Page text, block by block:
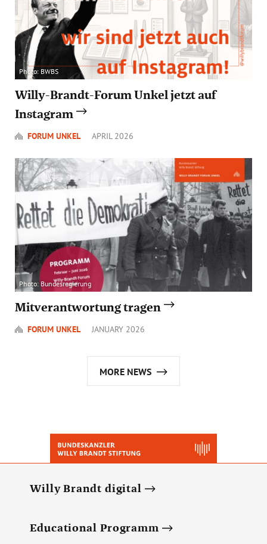
Photo: BWBS
Willy-Brandt-Forum Unkel jetzt auf
Instagram
FORUM UNKEL APRIL 2026
Photo: Bundesregierung
Mitverantwortung tragen
FORUM UNKEL JANUARY 2026
MORE NEWS
Willy Brandt digital
Educational Programm